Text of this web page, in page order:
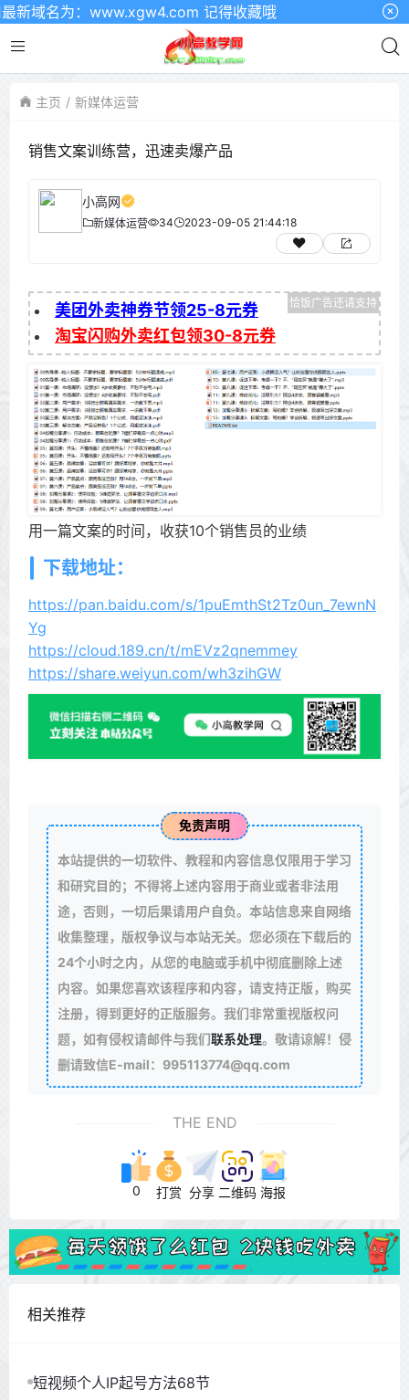
域名为：www.xgw4.com 记得收藏哦
主页 新媒体运营
销售文案训练营，迅速卖爆产品
小高网
新媒体运营 34 2023-09-05 21:44:18
美团外卖神券节领25-8元券
淘宝闪购外卖红包领30-8元券
用一篇文案的时间，收获10个销售员的业绩
下载地址：
https://pan.baidu.com/s/1puEmthSt2Tz0un_7ewnN
Yg
https://cloud.189.cn/t/mEVz2qnemmey
https://share.weiyun.com/wh3zihGW
免责声明
本站提供的一切软件、教程和内容信息仅限用于学习
和研究目的；不得将上述内容用于商业或者非法用
途，否则，一切后果请用户自负。本站信息来自网络
收集整理，版权争议与本站无关。您必须在下载后的
24个小时之内，从您的电脑或手机中彻底删除上述
内容。如果您喜欢该程序和内容，请支持正版，购买
注册，得到更好的正版服务。我们非常重视版权问
题，如有侵权请邮件与我们联系处理。敬请谅解！侵
删请致信E-mail：995113774@qq.com
THE END
0 打赏 分享 二维码 海报
相关推荐
短视频个人IP起号方法68节